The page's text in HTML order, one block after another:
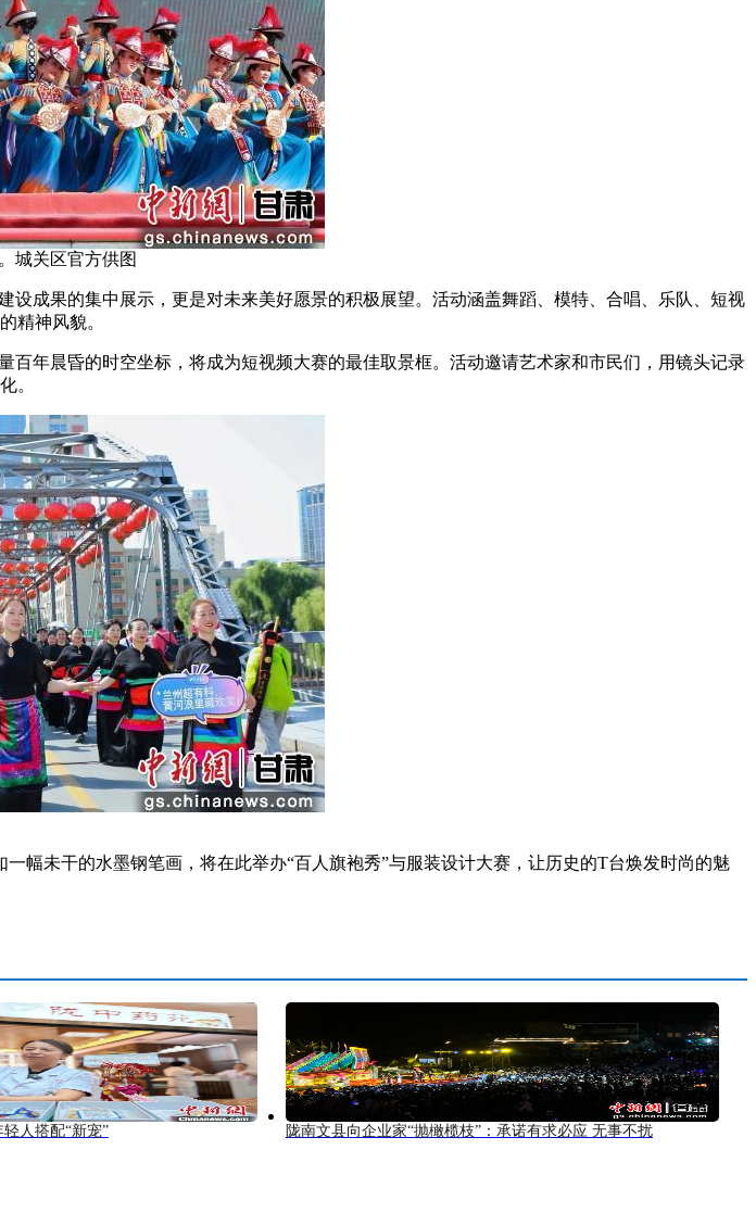
城关区官方供图
成果的集中展示，更是对未来美好愿景的积极展望。活动涵盖舞蹈、模特、合唱、乐队、短视
精神风貌。
年晨昏的时空坐标，将成为短视频大赛的最佳取景框。活动邀请艺术家和市民们，用镜头记录
。
未干的水墨钢笔画，将在此举办“百人旗袍秀”与服装设计大赛，让历史的T台焕发时尚的魅
人搭配“新宠” 陇南文县向企业家“抛橄榄枝”：承诺有求必应 无事不扰